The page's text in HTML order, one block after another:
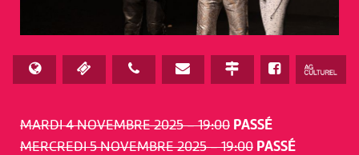
MARDI 4 NOVEMBRE 2025 – 19:00 PASSÉ
MERCREDI 5 NOVEMBRE 2025 – 19:00 PASSÉ